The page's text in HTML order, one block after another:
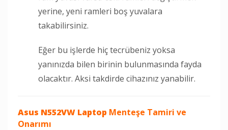
yerine, yeni ramleri boş yuvalara
takabilirsiniz.
Eğer bu işlerde hiç tecrübeniz yoksa
yanınızda bilen birinin bulunmasında fayda
olacaktır. Aksi takdirde cihazınız yanabilir.
Asus N552VW Laptop Menteşe Tamiri ve
Onarımı